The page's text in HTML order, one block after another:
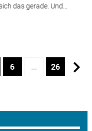
das gerade. Und...
6 … 26